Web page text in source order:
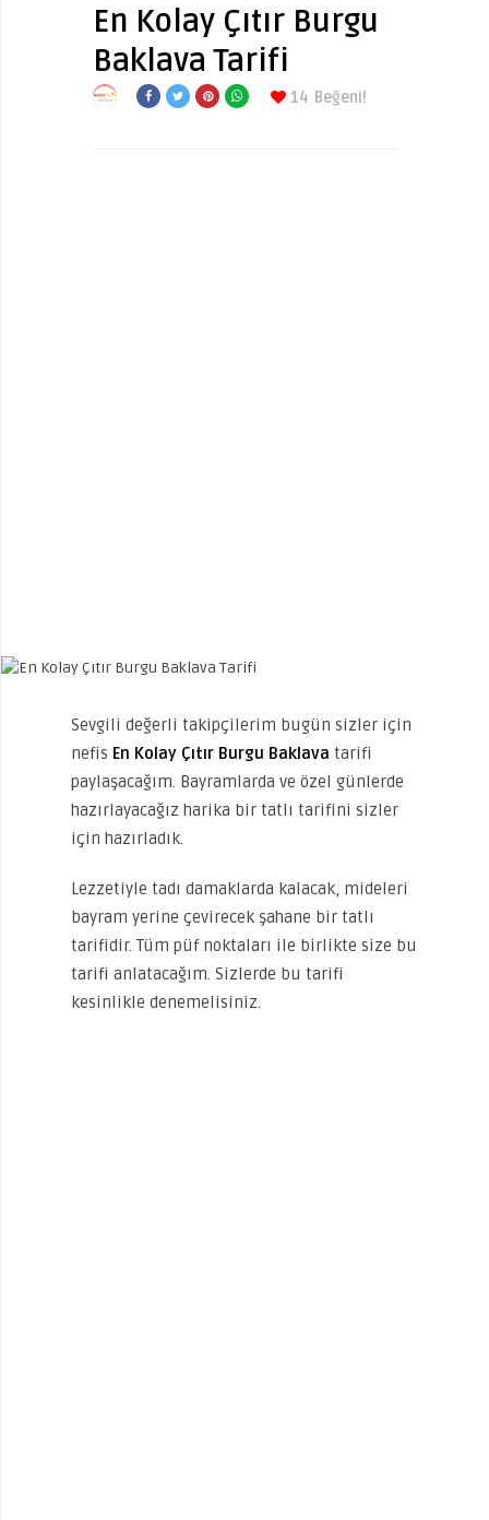
En Kolay Çıtır Burgu
Baklava Tarifi
14 Beğeni!
Sevgili değerli takipçilerim bugün sizler için
nefis En Kolay Çıtır Burgu Baklava tarifi
paylaşacağım. Bayramlarda ve özel günlerde
hazırlayacağız harika bir tatlı tarifini sizler
için hazırladık.
Lezzetiyle tadı damaklarda kalacak, mideleri
bayram yerine çevirecek şahane bir tatlı
tarifidir. Tüm püf noktaları ile birlikte size bu
tarifi anlatacağım. Sizlerde bu tarifi
kesinlikle denemelisiniz.